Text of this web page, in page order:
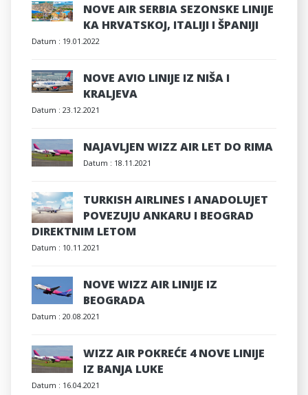
NOVE AIR SERBIA SEZONSKE LINIJE
KA HRVATSKOJ, ITALIJI I ŠPANIJI
Datum : 19.01.2022
NOVE AVIO LINIJE IZ NIŠA I
KRALJEVA
Datum : 23.12.2021
NAJAVLJEN WIZZ AIR LET DO RIMA
Datum : 18.11.2021
TURKISH AIRLINES I ANADOLUJET
POVEZUJU ANKARU I BEOGRAD
DIREKTNIM LETOM
Datum : 10.11.2021
NOVE WIZZ AIR LINIJE IZ
BEOGRADA
Datum : 20.08.2021
WIZZ AIR POKREĆE 4 NOVE LINIJE
IZ BANJA LUKE
Datum : 16.04.2021